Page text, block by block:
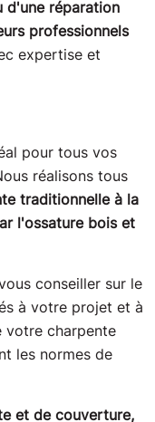
d'une réparation
professionnels
expertise et
pour tous vos
réalisons tous
traditionnelle à la
l'ossature bois et
conseiller sur le
à votre projet et à
votre charpente
les normes de
et de couverture,